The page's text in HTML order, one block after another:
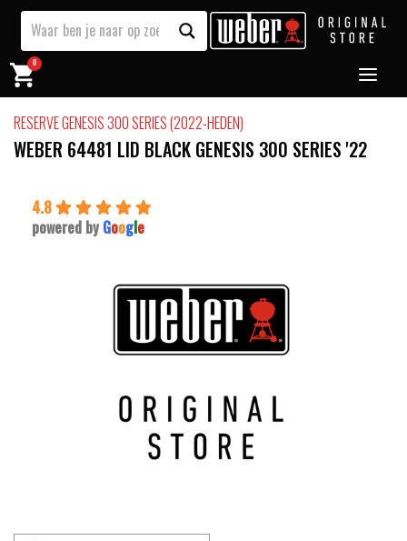
0
RESERVE GENESIS 300 SERIES (2022-HEDEN)
WEBER 64481 LID BLACK GENESIS 300 SERIES '22
4.8
powered by Google